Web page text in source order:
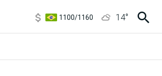
1100/1160
14°